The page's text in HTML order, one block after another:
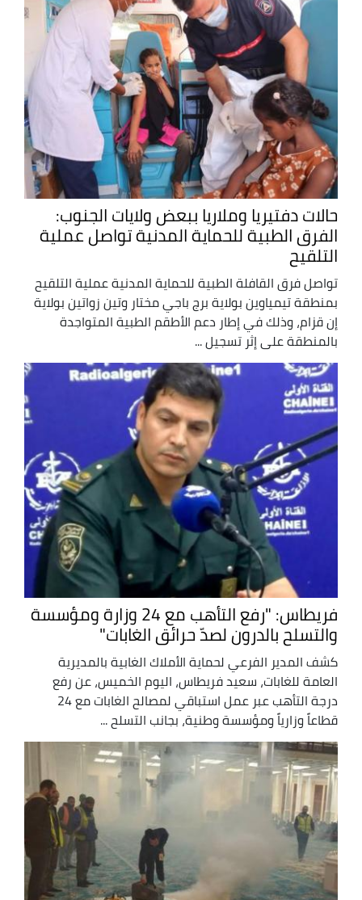
حالات دفتيريا وملاريا ببعض ولايات الجنوب:
الفرق الطبية للحماية المدنية تواصل عملية
التلقيح
تواصل فرق القافلة الطبية للحماية المدنية عملية التلقيح
بمنطقة تيمياوين بولاية برج باجي مختار وتين زواتين بولاية
إن قزام، وذلك في إطار دعم الأطقم الطبية المتواجدة
بالمنطقة على إثر تسجيل ...
فريطاس: "رفع التأهب مع 24 وزارة ومؤسسة
والتسلح بالدرون لصدّ حرائق الغابات"
كشف المدير الفرعي لحماية الأملاك الغابية بالمديرية
العامة للغابات، سعيد فريطاس، اليوم الخميس، عن رفع
درجة التأهب عبر عمل استباقي لمصالح الغابات مع 24
قطاعاً وزارياً ومؤسسة وطنية، بجانب التسلح ...